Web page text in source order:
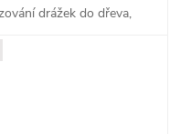
drážek do dřeva,